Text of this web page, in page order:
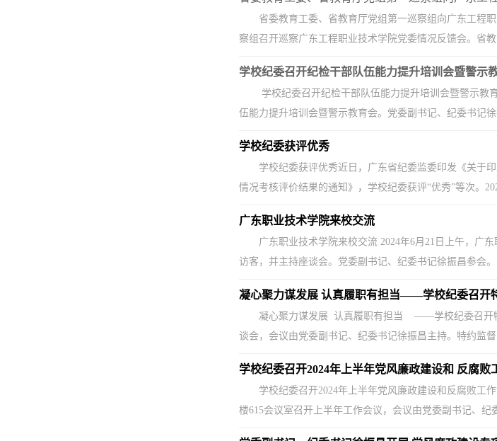
省委教育工委、省教育厅党组第一巡察组向广
察组召开巡察广东工程职业技术学院党委情况反馈会。省
学校纪委召开纪检干部队伍能力提升培训会暨警示
学校纪委召开纪检干部队伍能力提升培训会暨警示教
伍能力提升培训会暨警示教育会。党委副书记、纪委书记
学校纪委获评优秀
学校纪委获评优秀近日，广东省纪委监委印发《关于
情况考核评价结果的通知》，学校纪委获评“优秀”等次。
广东职业技术学院来校交流
广东职业技术学院来校交流 2024年6月21日上午，广
访客，并主持座谈会。党委副书记、纪委书记徐振昌参会
凝心聚力谋发展 认真履职有担当——学校纪委召开
凝心聚力谋发展 认真履职有担当 ——学校纪委召开特
谈会，会议由党委副书记、纪委书记徐振昌主持。特约监
学校纪委召开2024年上半年党风廉政建设和 反腐败
学校纪委召开2024年上半年党风廉政建设和反腐败工
楼615会议室召开上半年工作会议，会议由党委副书记、